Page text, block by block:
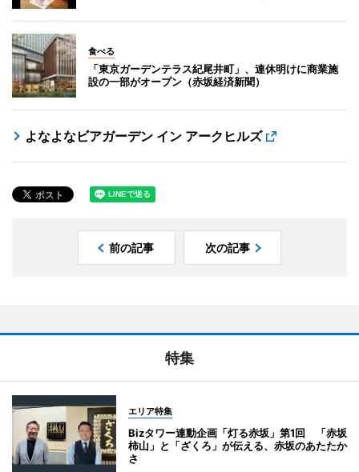
食べる
「東京ガーデンテラス紀尾井町」、連休明けに商業施
設の一部がオープン（赤坂経済新聞）
よなよなビアガーデン イン アークヒルズ
前の記事 次の記事
特集
エリア特集
Bizタワー連動企画「灯る赤坂」第1回 「赤坂
柿山」と「ざくろ」が伝える、赤坂のあたたか
さ